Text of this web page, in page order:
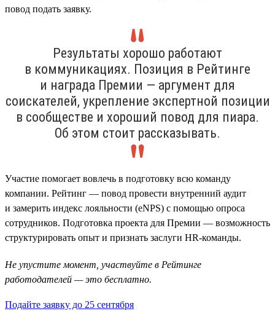
повод подать заявку.
Результаты хорошо работают
в коммуникациях. Позиция в Рейтинге
и награда Премии — аргумент для
соискателей, укрепление экспертной позиции
в сообществе и хороший повод для пиара.
Об этом стоит рассказывать.
Участие помогает вовлечь в подготовку всю команду
компании. Рейтинг — повод провести внутренний аудит
и замерить индекс лояльности (eNPS) с помощью опроса
сотрудников. Подготовка проекта для Премии — возможность
структурировать опыт и признать заслуги HR-команды.
Не упустите момент, участвуйте в Рейтинге
работодателей — это бесплатно.
Подайте заявку до 25 сентября